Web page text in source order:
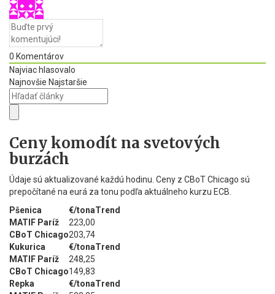
0 Komentárov
Najviac hlasovalo
Najnovšie Najstaršie
Ceny komodít na svetových
burzách
Údaje sú aktualizované každú hodinu. Ceny z CBoT Chicago sú
prepočítané na eurá za tonu podľa aktuálneho kurzu ECB.
Pšenica
€/tonaTrend
MATIF Paríž
223,00
CBoT Chicago203,74
Kukurica
€/tonaTrend
MATIF Paríž
248,25
CBoT Chicago149,83
Repka
€/tonaTrend